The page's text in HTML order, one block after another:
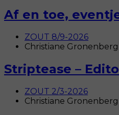
Af en toe,
ZOUT 8/9-2026
Christiane Gronenberg
Striptease –
ZOUT 2/3-2026
Christiane Gronenberg